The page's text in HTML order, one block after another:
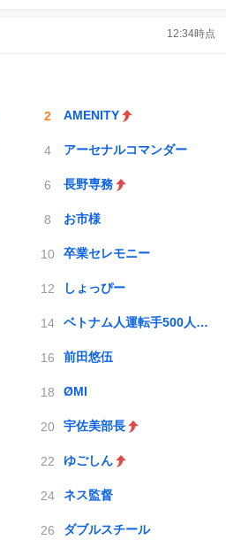
12:34時点
AMENITY
アーセナルコマンダー
長野専務
お市様
卒業セレモニー
しょっぴー
ベトナム人運転手500人採用
前田悠伍
ØMI
宇佐美部長
ゆごしん
ネス監督
ダブルスチール